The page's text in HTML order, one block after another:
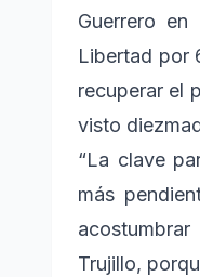
Guerrero
Libertad por
recuperar el
visto
“La clave
más
Trujillo,